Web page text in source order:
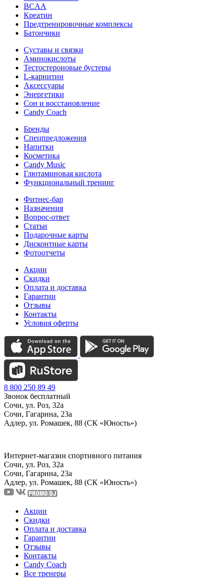
BCAA
Креатин
Предтренировочные комплексы
Батончики
Суставы и связки
Аминокислоты
Тестостероновые бустеры
L-карнитин
Аксессуары
Энергетики
Сон и восстановление
Candy Coach
Бренды
Спецпредложения
Напитки
Косметика
Candy Music
Глютаминовая кислота
Функциональный тренинг
Фитнес-бар
Назначения
Вопрос-ответ
Статьи
Подарочные карты
Дисконтные карты
Фотоотчеты
Акции
Скидки
Оплата и доставка
Гарантии
Отзывы
Контакты
Условия оферты
8 800 250 89 49
Звонок бесплатный
Сочи, ул. Роз, 32а
Сочи, Гагарина, 23а
Адлер, ул. Ромашек, 88 (СК «Юность»)
Интернет-магазин спортивного питания
Сочи, ул. Роз, 32а
Сочи, Гагарина, 23а
Адлер, ул. Ромашек, 88 (СК «Юность»)
Акции
Скидки
Оплата и доставка
Гарантии
Отзывы
Контакты
Candy Coach
Все тренеры